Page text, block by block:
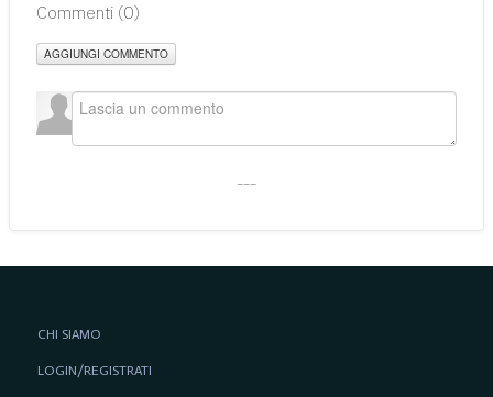
Commenti (0)
AGGIUNGI COMMENTO
CHI SIAMO
LOGIN/REGISTRATI